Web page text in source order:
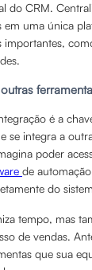
do CRM.
uma única
importantes,
é a
se integra a
poder
de
do
tempo, mas
de vendas.
que sua